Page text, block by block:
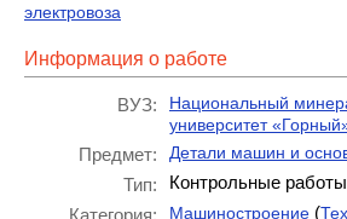
электровоза
Информация о работе
ВУЗ:
Национальный
университет
Предмет: Детали машин и
Тип:
Контрольные работы
Машиностроение (